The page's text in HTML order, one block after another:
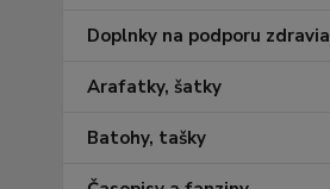
Doplnky na podporu zdravia
Arafatky, šatky
Batohy, tašky